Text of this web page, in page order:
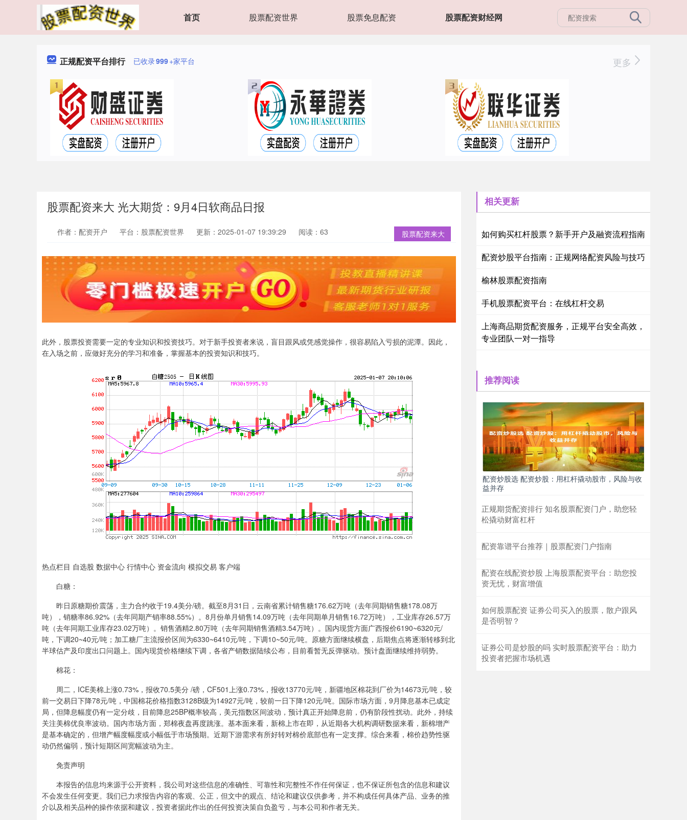
首页 股票配资世界 股票免息配资 股票配资财经网
正规配资平台排行 已收录999+家平台 更多
股票配资来大 光大期货：9月4日软商品日报
股票配资来大
作者：配资开户 平台：股票配资世界 更新：2025-01-07 19:39:29 阅读：63
此外，股票投资需要一定的专业知识和投资技巧。对于新手投资者来说，盲目跟风或凭感觉操作，很容易陷入亏损的泥潭。因此，
在入场之前，应做好充分的学习和准备，掌握基本的投资知识和技巧。
热点栏目 自选股 数据中心 行情中心 资金流向 模拟交易 客户端
白糖：
昨日原糖期价震荡，主力合约收于19.4美分/磅。截至8月31日，云南省累计销售糖176.62万吨（去年同期销售糖178.08万
吨），销糖率86.92%（去年同期产销率88.55%）。8月份单月销售14.09万吨（去年同期单月销售16.72万吨），工业库存26.57万
吨（去年同期工业库存23.02万吨）。销售酒精2.80万吨（去年同期销售酒精3.54万吨）。国内现货方面广西报价6190~6320元/
吨，下调20~40元/吨；加工糖厂主流报价区间为6330~6410元/吨，下调10~50元/吨。原糖方面继续横盘，后期焦点将逐渐转移到北
半球估产及印度出口问题上。国内现货价格继续下调，各省产销数据陆续公布，目前看暂无反弹驱动。预计盘面继续维持弱势。
棉花：
周二，ICE美棉上涨0.73%，报收70.5美分 /磅，CF501上涨0.73%，报收13770元/吨，新疆地区棉花到厂价为14673元/吨，较
前一交易日下降78元/吨，中国棉花价格指数3128B级为14927元/吨，较前一日下降120元/吨。国际市场方面，9月降息基本已成定
局，但降息幅度仍有一定分歧，目前降息25BP概率较高，美元指数区间波动，预计真正开始降息前，仍有阶段性扰动。此外，持续
关注美棉优良率波动。国内市场方面，郑棉夜盘再度跳涨。基本面来看，新棉上市在即，从近期各大机构调研数据来看，新棉增产
是基本确定的，但增产幅度幅度或小幅低于市场预期。近期下游需求有所好转对棉价底部也有一定支撑。综合来看，棉价趋势性驱
动仍然偏弱，预计短期区间宽幅波动为主。
免责声明
本报告的信息均来源于公开资料，我公司对这些信息的准确性、可靠性和完整性不作任何保证，也不保证所包含的信息和建议
不会发生任何变更。我们已力求报告内容的客观、公正，但文中的观点、结论和建议仅供参考，并不构成任何具体产品、业务的推
介以及相关品种的操作依据和建议，投资者据此作出的任何投资决策自负盈亏，与本公司和作者无关。
相关更新
如何购买杠杆股票？新手开户及融资流程指南
配资炒股平台指南：正规网络配资风险与技巧
榆林股票配资指南
手机股票配资平台：在线杠杆交易
上海商品期货配资服务，正规平台安全高效，
专业团队一对一指导
推荐阅读
配资炒股选 配资炒股：用杠杆撬动股市，风险与收
益并存
正规期货配资排行 知名股票配资门户，助您轻
松撬动财富杠杆
配资靠谱平台推荐｜股票配资门户指南
配资在线配资炒股 上海股票配资平台：助您投
资无忧，财富增值
如何股票配资 证券公司买入的股票，散户跟风
是否明智？
证券公司是炒股的吗 实时股票配资平台：助力
投资者把握市场机遇